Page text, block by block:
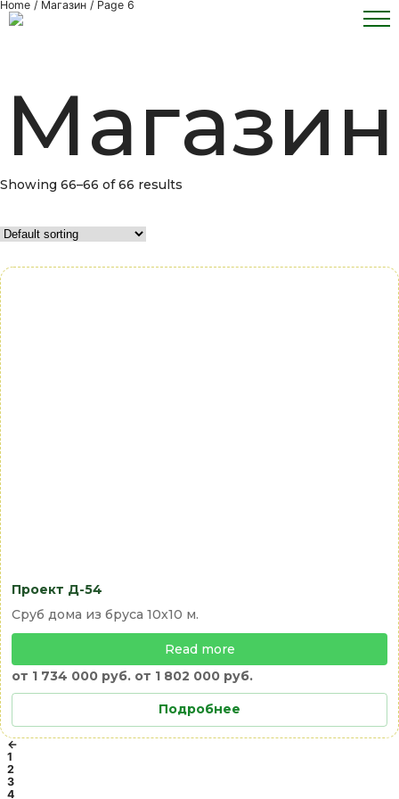
Перейти
содержимому
Home / Магазин / Page 6
Магазин
Showing 66–66 of 66 results
Проект Д-54
Сруб дома из бруса 10х10 м.
Read more
от 1 734 000 руб. от 1 802 000 руб.
Подробнее
←
1
2
3
4